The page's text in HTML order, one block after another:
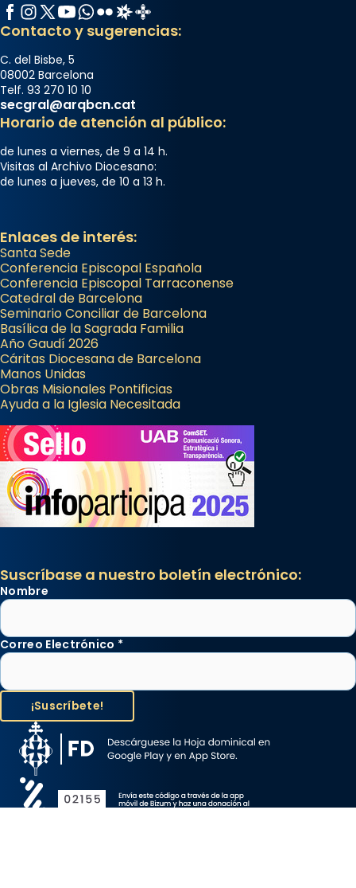
Facebook
Instagram
X / Twitter
YouTube
WhatsApp
FlickrRadio Estel
Catalunya Cristiana
Contacto y sugerencias:
C. del Bisbe, 5
08002 Barcelona
Telf. 93 270 10 10
secgral@arqbcn.cat
Horario de atención al público:
de lunes a viernes, de 9 a 14 h.
Visitas al Archivo Diocesano:
de lunes a jueves, de 10 a 13 h.
Enlaces de interés:
Santa Sede
Conferencia Episcopal Española
Conferencia Episcopal Tarraconense
Catedral de Barcelona
Seminario Conciliar de Barcelona
Basílica de la Sagrada Familia
Año Gaudí 2026
Cáritas Diocesana de Barcelona
Manos Unidas
Obras Misionales Pontificias
Ayuda a la Iglesia Necesitada
Suscríbase a nuestro boletín electrónico:
Nombre
Correo Electrónico *